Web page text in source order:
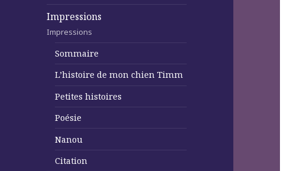
Impressions
Impressions
Sommaire
L’histoire de mon chien Timm
Petites histoires
Poésie
Nanou
Citation